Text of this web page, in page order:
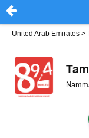
United Arab Emirates >